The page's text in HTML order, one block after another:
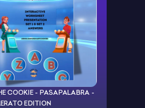
COOKIE - PASAPALABRA -
EDITION